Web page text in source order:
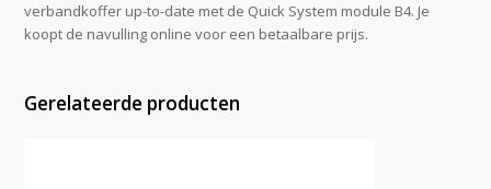
verbandkoffer up-to-date met de Quick System module B4. Je
koopt de navulling online voor een betaalbare prijs.
Gerelateerde producten